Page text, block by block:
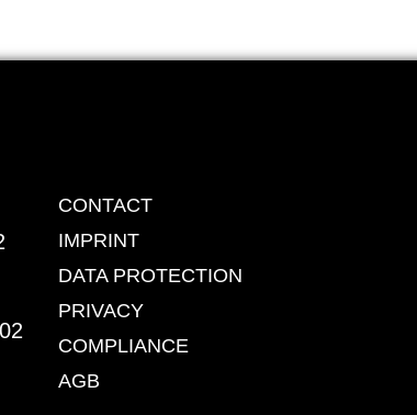
CONTACT
IMPRINT
DATA PROTECTION
PRIVACY
COMPLIANCE
AGB